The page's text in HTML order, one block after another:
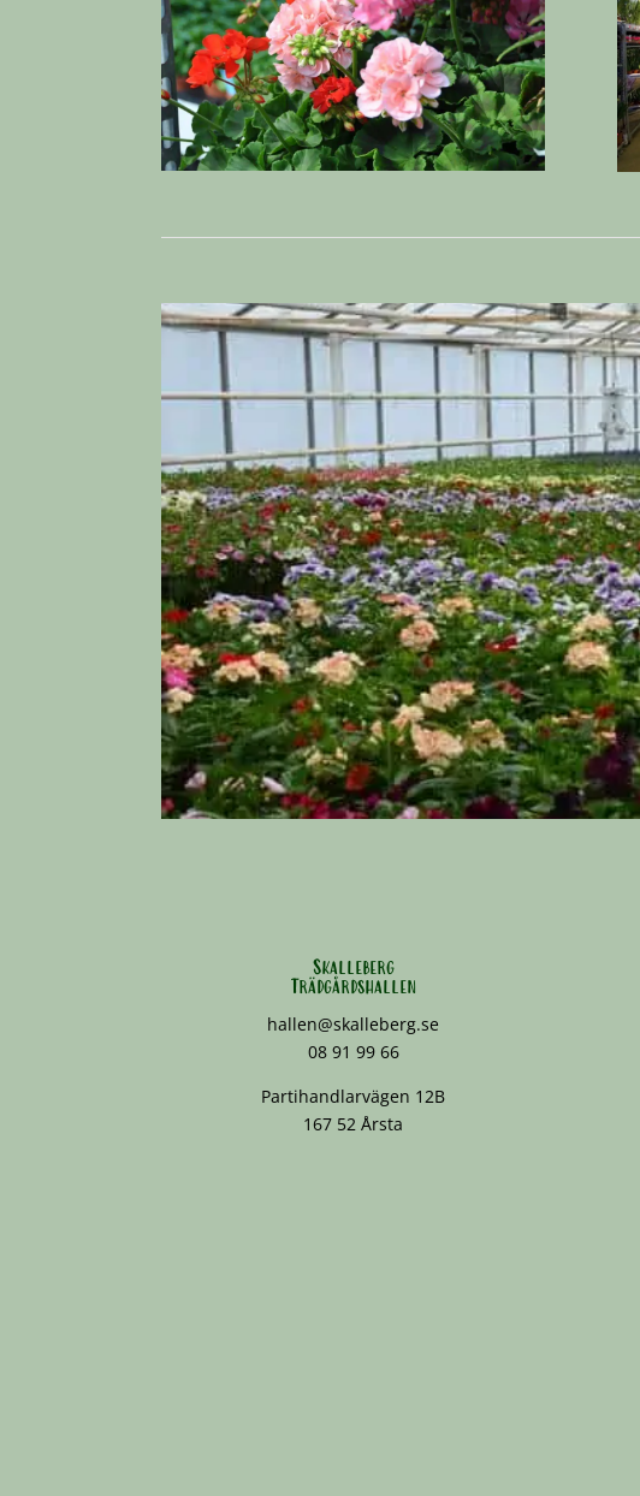
Skalleberg
Trädgårdshallen
hallen@skalleberg.se
08 91 99 66
Partihandlarvägen 12B
167 52 Årsta